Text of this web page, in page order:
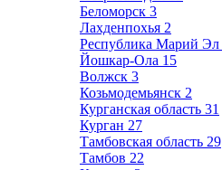
Беломорск 3
Лахденпохья 2
Республика Марий Эл
Йошкар-Ола 15
Волжск 3
Козьмодемьянск 2
Курганская область 31
Курган 27
Тамбовская область 29
Тамбов 22